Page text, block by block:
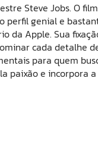
Steve Jobs. O
perfil genial e
da Apple. Sua
cada detalhe
para quem
paixão e incorpora